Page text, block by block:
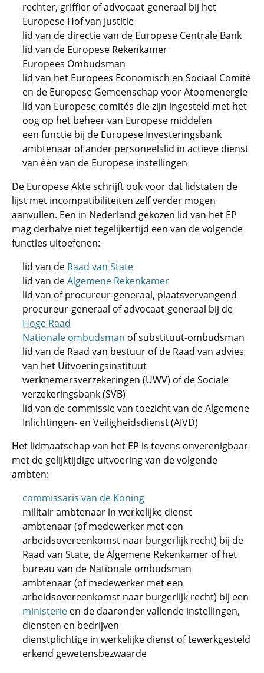
rechter, griffier of advocaat-generaal bij het
Europese Hof van Justitie
lid van de directie van de Europese Centrale Bank
lid van de Europese Rekenkamer
Europees Ombudsman
lid van het Europees Economisch en Sociaal Comité
en de Europese Gemeenschap voor Atoomenergie
lid van Europese comités die zijn ingesteld met het
oog op het beheer van Europese middelen
een functie bij de Europese Investeringsbank
ambtenaar of ander personeelslid in actieve dienst
van één van de Europese instellingen
De Europese Akte schrijft ook voor dat lidstaten de
lijst met incompatibiliteiten zelf verder mogen
aanvullen. Een in Nederland gekozen lid van het EP
mag derhalve niet tegelijkertijd een van de volgende
functies uitoefenen:
lid van de Raad van State
lid van deAlgemene Rekenkamer
lid van of procureur-generaal, plaatsvervangend
procureur-generaal of advocaat-generaal bij de
Hoge Raad
Nationale ombudsman of substituut-ombudsman
lid van de Raad van bestuur of de Raad van advies
van het Uitvoeringsinstituut
werknemersverzekeringen (UWV) of de Sociale
verzekeringsbank (SVB)
lid van de commissie van toezicht van de Algemene
Inlichtingen- en Veiligheidsdienst (AIVD)
Het lidmaatschap van het EP is tevens onverenigbaar
met de gelijktijdige uitvoering van de volgende
ambten:
commissaris van de Koning
militair ambtenaar in werkelijke dienst
ambtenaar (of medewerker met een
arbeidsovereenkomst naar burgerlijk recht) bij de
Raad van State, de Algemene Rekenkamer of het
bureau van de Nationale ombudsman
ambtenaar (of medewerker met een
arbeidsovereenkomst naar burgerlijk recht) bij een
ministerie en de daaronder vallende instellingen,
diensten en bedrijven
dienstplichtige in werkelijke dienst of tewerkgesteld
erkend gewetensbezwaarde